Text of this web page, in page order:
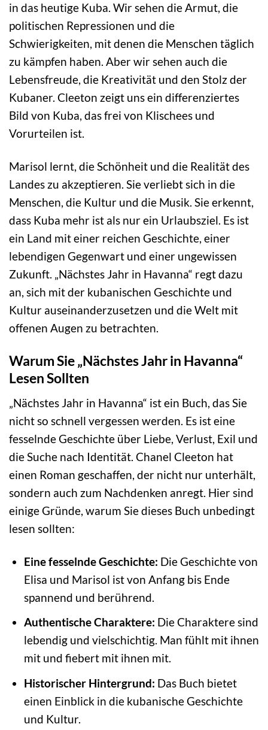
in das heutige Kuba. Wir sehen die Armut, die
politischen Repressionen und die
Schwierigkeiten, mit denen die Menschen täglich
zu kämpfen haben. Aber wir sehen auch die
Lebensfreude, die Kreativität und den Stolz der
Kubaner. Cleeton zeigt uns ein differenziertes
Bild von Kuba, das frei von Klischees und
Vorurteilen ist.
Marisol lernt, die Schönheit und die Realität des
Landes zu akzeptieren. Sie verliebt sich in die
Menschen, die Kultur und die Musik. Sie erkennt,
dass Kuba mehr ist als nur ein Urlaubsziel. Es ist
ein Land mit einer reichen Geschichte, einer
lebendigen Gegenwart und einer ungewissen
Zukunft. „Nächstes Jahr in Havanna“ regt dazu
an, sich mit der kubanischen Geschichte und
Kultur auseinanderzusetzen und die Welt mit
offenen Augen zu betrachten.
Warum Sie „Nächstes Jahr in Havanna“
Lesen Sollten
„Nächstes Jahr in Havanna“ ist ein Buch, das Sie
nicht so schnell vergessen werden. Es ist eine
fesselnde Geschichte über Liebe, Verlust, Exil und
die Suche nach Identität. Chanel Cleeton hat
einen Roman geschaffen, der nicht nur unterhält,
sondern auch zum Nachdenken anregt. Hier sind
einige Gründe, warum Sie dieses Buch unbedingt
lesen sollten:
Eine fesselnde Geschichte: Die Geschichte von
Elisa und Marisol ist von Anfang bis Ende
spannend und berührend.
Authentische Charaktere: Die Charaktere sind
lebendig und vielschichtig. Man fühlt mit ihnen
mit und fiebert mit ihnen mit.
Historischer Hintergrund: Das Buch bietet
einen Einblick in die kubanische Geschichte
und Kultur.